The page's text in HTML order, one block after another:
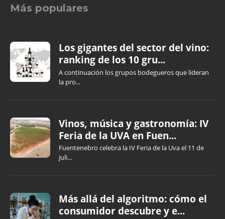
Más populares
Los gigantes del sector del vino:
ranking de los 10 gru...
A continuación los grupos bodegueros que lideran
la pro...
Vinos, música y gastronomía: IV
Feria de la UVA en Fuen...
Fuentenebro celebra la IV Feria de la Uva el 11 de
juli...
Más allá del algoritmo: cómo el
consumidor descubre y e...